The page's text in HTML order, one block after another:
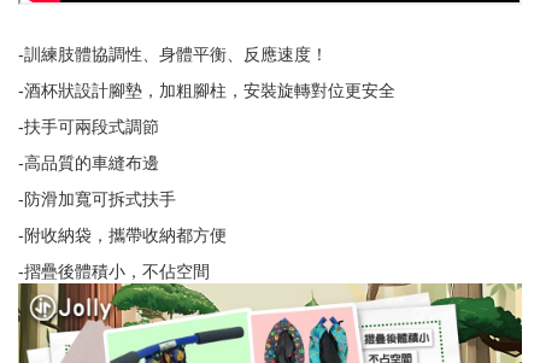
-訓練肢體協調性、身體平衡、反應速度！
-酒杯狀設計腳墊，加粗腳柱，安裝旋轉對位更安全
-扶手可兩段式調節
-高品質的車縫布邊
-防滑加寬可拆式扶手
-附收納袋，攜帶收納都方便
-摺疊後體積小，不佔空間